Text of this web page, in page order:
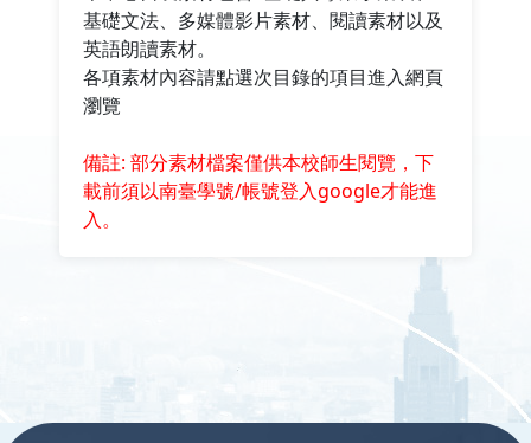
基礎文法、多媒體影片素材、閱讀素材以及
英語朗讀素材。
各項素材內容請點選次目錄的項目進入網頁
瀏覽
備註: 部分素材檔案僅供本校師生閱覽，下
載前須以南臺學號/帳號登入google才能進
入。